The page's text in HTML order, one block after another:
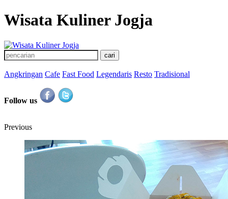
Wisata Kuliner Jogja
Angkringan Cafe Fast Food Legendaris Resto Tradisional
Follow us
Previous